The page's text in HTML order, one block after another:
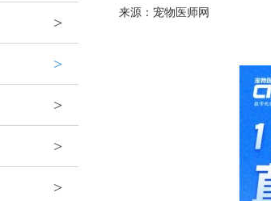
>
>
>
>
>
来源：宠物医师网